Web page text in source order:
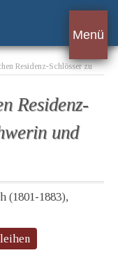
Menü
Residenz-Schlösser zu
Residenz-
und
(1801-1883),